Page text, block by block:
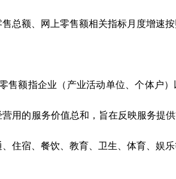
总额、网上零售额相关指标月度增速
售额指企业（产业活动单位、个体户
用的服务价值总和，旨在反映服务提
住宿、餐饮、教育、卫生、体育、娱